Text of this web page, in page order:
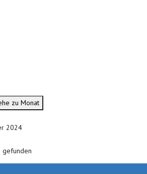
zu Monat
2024
gefunden